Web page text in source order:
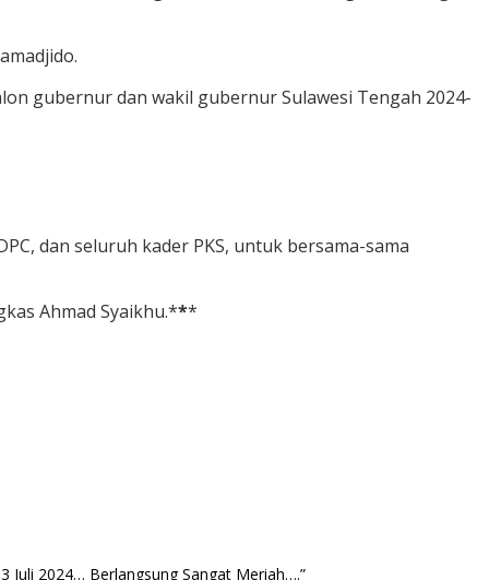
gubernur dan wakil gubernur Sulawesi Tengah 2024-
dan seluruh kader PKS, untuk bersama-sama
Ahmad Syaikhu.***
Juli 2024… Berlangsung Sangat Meriah….”